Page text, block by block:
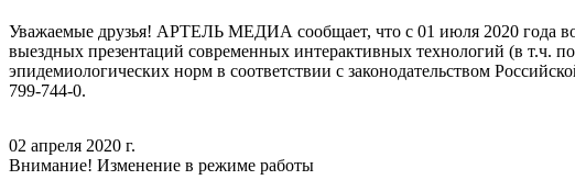
Уважаемые друзья! АРТЕЛЬ МЕДИА сообщает, что с 01 июля 2020 года
выездных презентаций современных интерактивных технологий (в т.ч.
эпидемиологических норм в соответствии с законодательством
799-744-0.
02 апреля 2020 г.
Внимание! Изменение в режиме работы